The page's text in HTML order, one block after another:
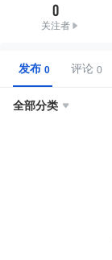
0
关注者
发布 评论
全部分类 